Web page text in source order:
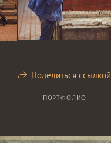
Поделиться ссылкой
ПОРТФОЛИО